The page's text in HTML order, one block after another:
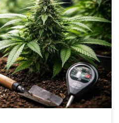
opisywana jako proces
odpowiednie podłoże oraz
to jednak jedna z tych
że detale mają
intensywnie pracują
zużywają zasoby
błąd w proporcjach